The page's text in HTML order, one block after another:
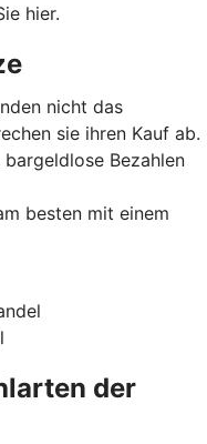
hier.
nicht das
sie ihren Kauf ab.
Bezahlen
besten mit einem
der